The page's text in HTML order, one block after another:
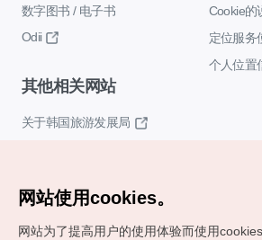
数字图书 / 电子书
Odii
Cookie的
定位服务
个人位置
其他相关网站
关于韩国旅游发展局
网站使用cookies。
网站为了提高用户的使用体验而使用cookies